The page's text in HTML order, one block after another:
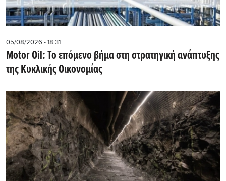
05/08/2026 - 18:31
Motor Oil: Το επόμενο βήμα στη στρατηγική ανάπτυξης
της Κυκλικής Οικονομίας